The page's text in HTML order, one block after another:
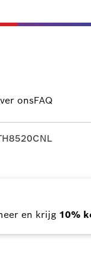
onsFAQ
en krijg 10%